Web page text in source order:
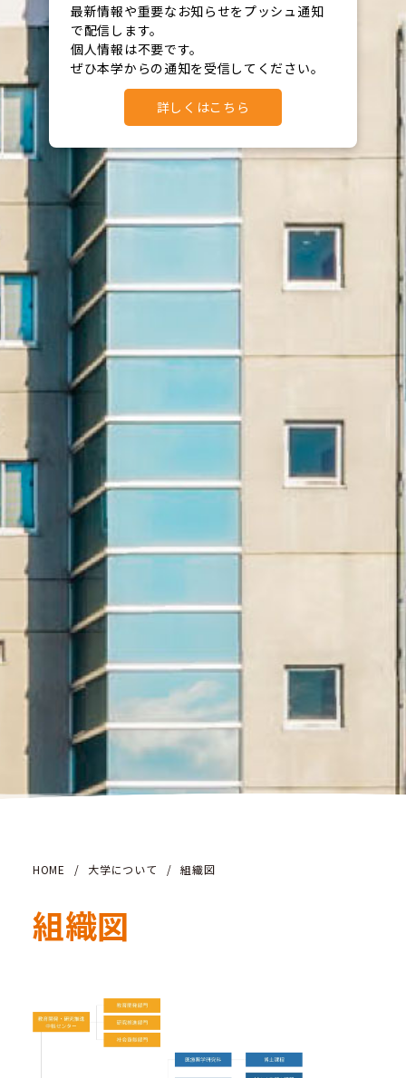
HOME / 大学について / 組織図
組織図
最新情報や重要なお知らせをプッシュ通知
で配信します。
個人情報は不要です。
ぜひ本学からの通知を受信してください。
詳しくはこちら